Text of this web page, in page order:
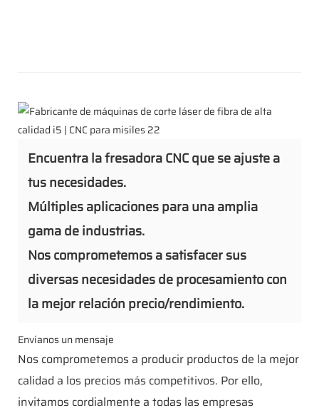
Encuentra la fresadora CNC que se ajuste a
tus necesidades.
Múltiples aplicaciones para una amplia
gama de industrias.
Nos comprometemos a satisfacer sus
diversas necesidades de procesamiento con
la mejor relación precio/rendimiento.
Envíanos un mensaje
Nos comprometemos a producir productos de la mejor
calidad a los precios más competitivos. Por ello,
invitamos cordialmente a todas las empresas